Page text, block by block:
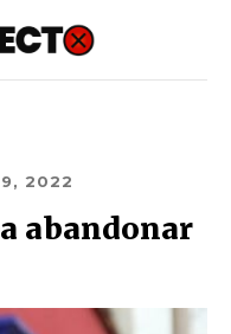
9, 2022
abandonar